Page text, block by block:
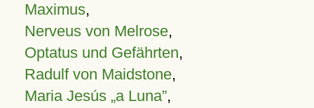
Maximus,
Nerveus von Melrose,
Optatus und Gefährten,
Radulf von Maidstone,
Maria Jesús „a Luna”,